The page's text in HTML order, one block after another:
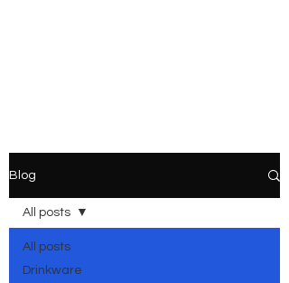
Blog
All posts
Drinkware
All posts